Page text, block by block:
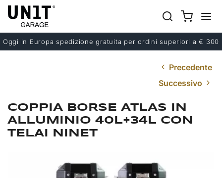
Oggi in Europa spedizione gratuita per ordini superiori a € 300
Precedente
Successivo
COPPIA BORSE ATLAS IN
ALLUMINIO 40L+34L CON
TELAI NINET